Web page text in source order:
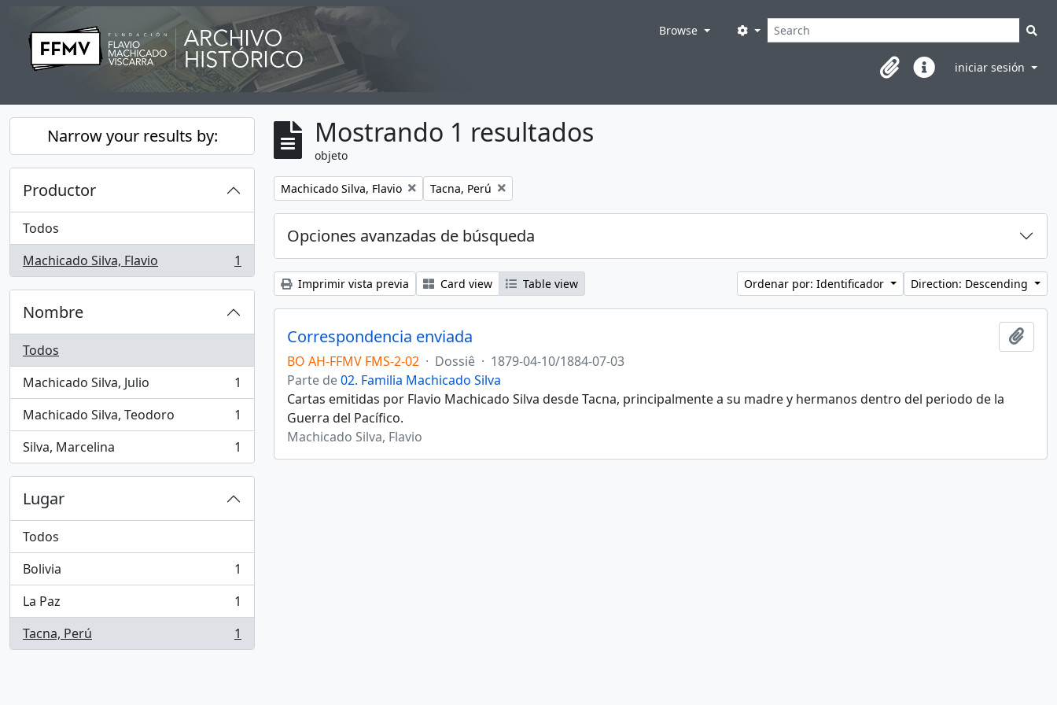
Skip to main content
Browse
Búsqueda
Search options
ClipboardEnlaces rápidos
iniciar sesión
Narrow your results by:
Productor
Todos
Machicado Silva, Flavio
, 1 resultados 1
Nombre
Todos
Machicado Silva, Julio
, 1 resultados
1
Machicado Silva, Teodoro
, 1 resultados
1
Silva, Marcelina
, 1 resultados 1
Lugar
Todos
Bolivia
, 1 resultados
1
La Paz
, 1 resultados
1
Tacna, Perú
, 1 resultados 1
Mostrando 1 resultados
objeto
Remove filter:
Machicado Silva, Flavio Remove filter:
Tacna, Perú
Opciones avanzadas de búsqueda
Imprimir vista previa Card view Table view Ordenar por: Identificador Direction: Descending
Correspondencia enviada
BO AH-FFMV FMS-2-02 · Dossiê · 1879-04-10/1884-07-03
Parte de02. Familia Machicado Silva
Cartas emitidas por Flavio Machicado Silva desde Tacna, principalmente a su madre y hermanos dentro del periodo de la
Guerra del Pacífico.
Machicado Silva, Flavio